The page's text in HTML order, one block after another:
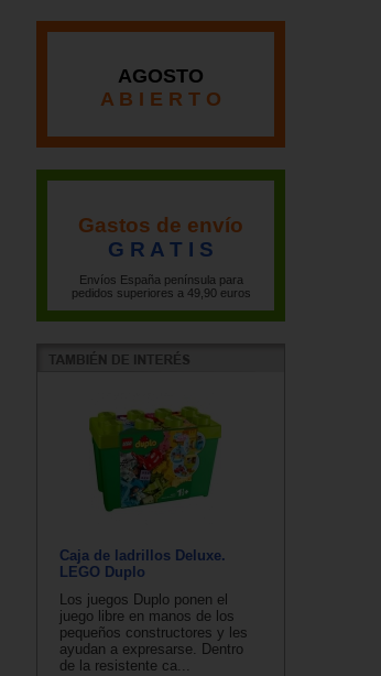
AGOSTO
A B I E R T O
Gastos de envío
G R A T I S
Envíos España península para
pedidos superiores a 49,90 euros
Caja de ladrillos Deluxe.
LEGO Duplo
Los juegos Duplo ponen el
juego libre en manos de los
pequeños constructores y les
ayudan a expresarse. Dentro
de la resistente ca...